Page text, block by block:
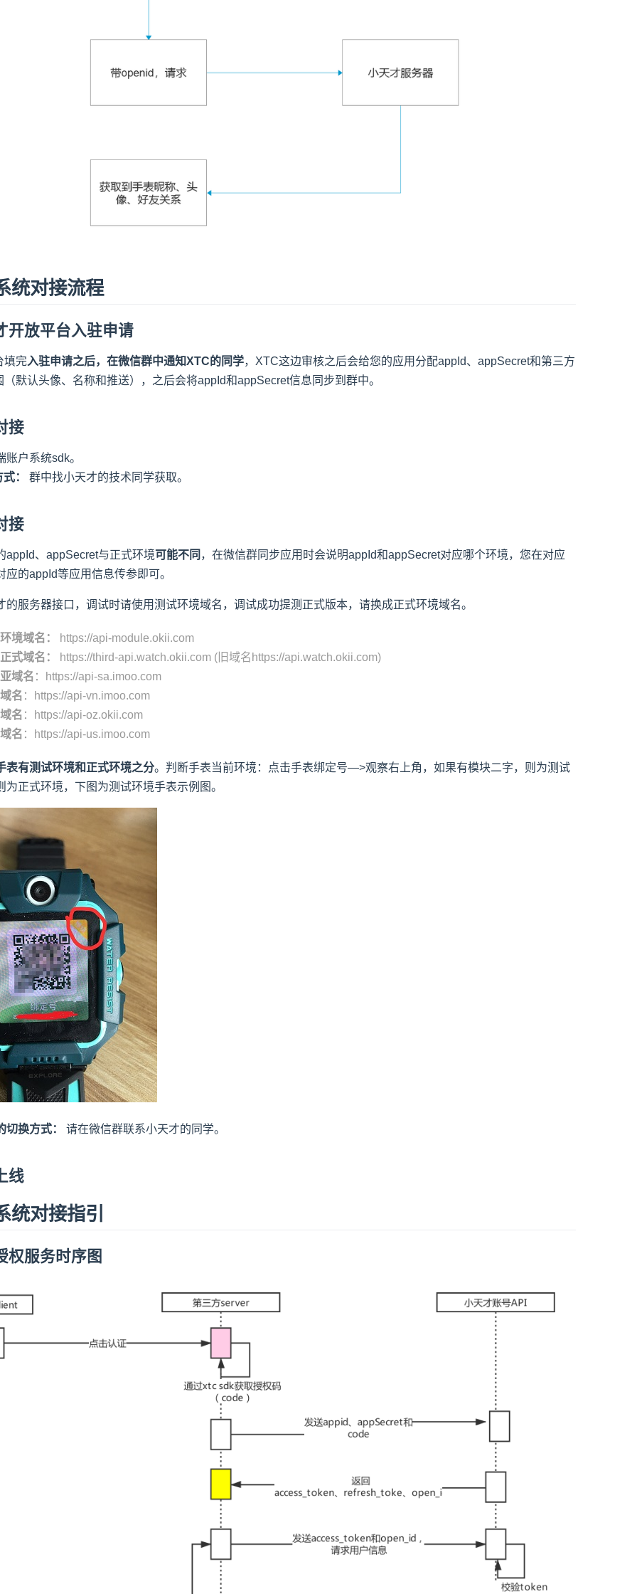
统对接流程
开放平台入驻申请
填完入驻申请之后，在微信群中通知XTC的同学，XTC这边审核之后会给您的应用分配appId、appSecret和第三方
默认头像、名称和推送），之后会将appId和appSecret信息同步到群中。
接
账户系统sdk。
：
群中找小天才的技术同学获取。
接
appId、appSecret与正式环境可能不同 ，在微信群同步应用时会说明appId和appSecret对应哪个环境，您在对应
应的appId等应用信息传参即可。
的服务器接口，调试时请使用测试环境域名，调试成功提测正式版本，请换成正式环境域名。
境域名：
https://api-module.okii.com
式域名：
https://third-api.watch.okii.com (旧域名https://api.watch.okii.com)
域名 ：https://api-sa.imoo.com
名 ：https://api-vn.imoo.com
名 ：https://api-oz.okii.com
名 ：https://api-us.imoo.com
表有测试环境和正式环境之分。判断手表当前环境：点击手表绑定号—>观察右上角，如果有模块二字，则为测试
为正式环境，下图为测试环境手表示例图。
切换方式： 请在微信群联系小天才的同学。
线
统对接指引
权服务时序图